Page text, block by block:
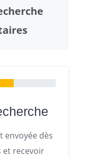
envoyée dès
recevoir